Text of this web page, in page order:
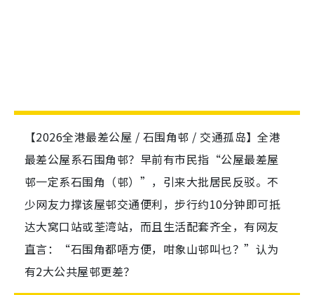
【2026全港最差公屋 / 石围角邨 / 交通孤岛】全港
最差公屋系石围角邨？早前有市民指“公屋最差屋
邨一定系石围角（邨）”，引来大批居民反驳。不
少网友力撑该屋邨交通便利，步行约10分钟即可抵
达大窝口站或荃湾站，而且生活配套齐全，有网友
直言：“石围角都唔方便，咁象山邨叫乜？”认为
有2大公共屋邨更差？